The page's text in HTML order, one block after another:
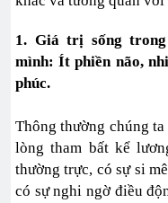
1. Giá trị sống
mình: Ít phiền não,
phúc.
Thông thường chúng
lòng tham bất kể
thường trực, có sự si
có sự nghi ngờ điều